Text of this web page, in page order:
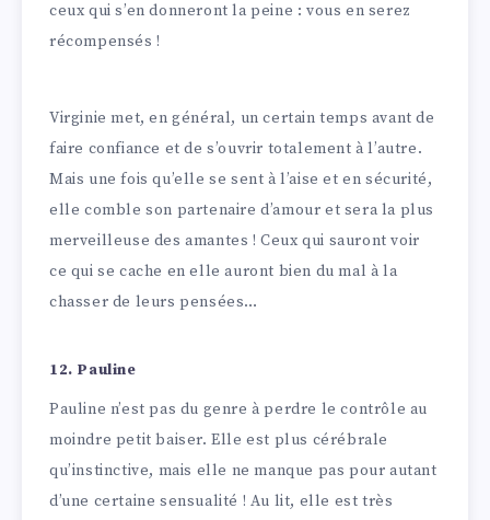
ceux qui s’en donneront la peine : vous en serez
récompensés !
Virginie met, en général, un certain temps avant de
faire confiance et de s’ouvrir totalement à l’autre.
Mais une fois qu’elle se sent à l’aise et en sécurité,
elle comble son partenaire d’amour et sera la plus
merveilleuse des amantes ! Ceux qui sauront voir
ce qui se cache en elle auront bien du mal à la
chasser de leurs pensées…
12. Pauline
Pauline n’est pas du genre à perdre le contrôle au
moindre petit baiser. Elle est plus cérébrale
qu’instinctive, mais elle ne manque pas pour autant
d’une certaine sensualité ! Au lit, elle est très